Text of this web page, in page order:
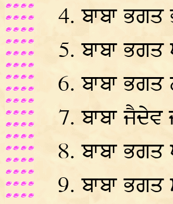
ਬਾਬਾ ਭਗਤ
ਬਾਬਾ ਭਗਤ
ਬਾਬਾ ਭਗਤ
ਬਾਬਾ ਜੈਦੇਵ
ਬਾਬਾ ਭਗਤ
ਬਾਬਾ ਭਗਤ